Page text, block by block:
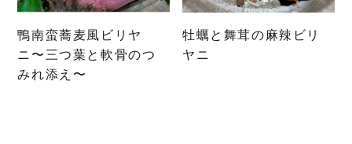
バ
リ
エ
ー
鴨南蛮蕎麦風ビリヤ
ニ〜三つ葉と軟骨のつ
みれ添え〜
牡蠣と舞茸の麻辣ビリ
ヤニ